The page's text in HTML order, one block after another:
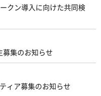
クン導入に向けた共同検
募集のお知らせ
ィア募集のお知らせ